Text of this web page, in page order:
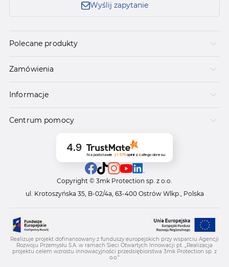
Wyślij zapytanie
Polecane produkty
Zamówienia
Informacje
Centrum pomocy
4.9
Na podstawie 21 575opinii z całego okresu
Copyright © 3mk Protection sp. z o.o.
ul. Krotoszyńska 35, B-02/4a, 63-400 Ostrów Wlkp., Polska
Realizuje projekt dofinansowany z funduszy europejskich przy wsparciu Agencji
Rozwoju Przemysłu S.A. w ramach Sieci Otwartych Innowacji pt. „Realizacja
projektu celem wzrostu innowacyjności przedsiębiorstwa 3mk Protection sp. z
o.o.”